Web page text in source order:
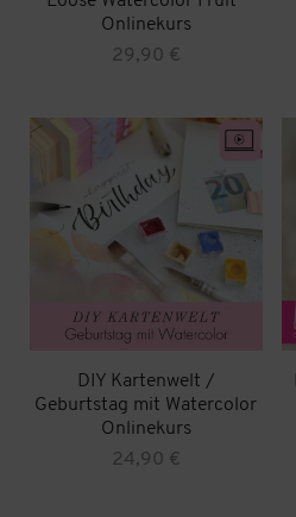
Onlinekurs
29,90 €
DIY Kartenwelt /
Geburtstag mit Watercolor
Onlinekurs
24,90 €